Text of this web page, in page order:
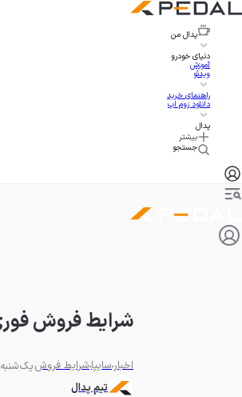
پدال من
دنیای خودرو
آموزش
ویدئو
راهنمای خرید
دانلود زوم اپ
پدال
بیشتر
جستجو
شرایط فروش
اخبارسایپاشرایط فروشیک‌شنبه 3 خرداد 1405 - 09:55
تیم پدال